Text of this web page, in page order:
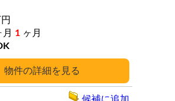
詳細
月 1 ヶ月